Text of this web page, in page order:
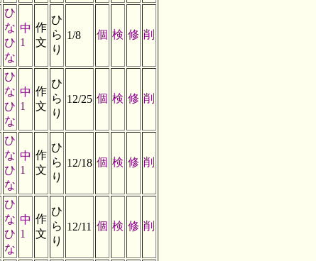
ひ
な
ひ
な
中
1
作
文
ひ
ら
り
1/8 個 検 修 削
ひ
な
ひ
な
中
1
作
文
ひ
ら
り
12/25 個 検 修 削
ひ
な
ひ
な
中
1
作
文
ひ
ら
り
12/18 個 検 修 削
ひ
な
ひ
な
中
1
作
文
ひ
ら
り
12/11 個 検 修 削